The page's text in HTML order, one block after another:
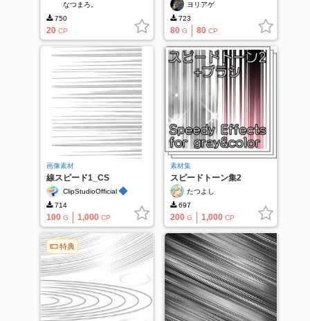
なつまろ。
750
20 CP
ヨリアゲ
723
80 G 80 CP
画像素材
線スピード1_CS
ClipStudioOfficial ◆
714
100 G 1,000 CP
素材集
スピードトーン集2
たつよし
697
200 G 1,000 CP
特典